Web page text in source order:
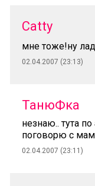
Catty
мне тоже!ну
02.04.2007 (23:13)
ТанюФка
незнаю.. тута
поговорю с
02.04.2007 (23:11)